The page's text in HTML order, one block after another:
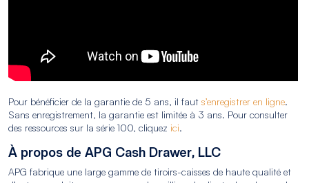
Pour bénéficier de la garantie de 5 ans, il faut s’enregistrer en ligne.
Sans enregistrement, la garantie est limitée à 3 ans. Pour consulter
des ressources sur la série 100, cliquez ici.
À propos de APG Cash Drawer, LLC
APG fabrique une large gamme de tiroirs-caisses de haute qualité et